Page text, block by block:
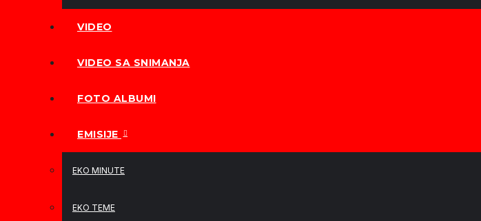
VIDEO
VIDEO SA SNIMANJA
FOTO ALBUMI
EMISIJE
EKO MINUTE
EKO TEME